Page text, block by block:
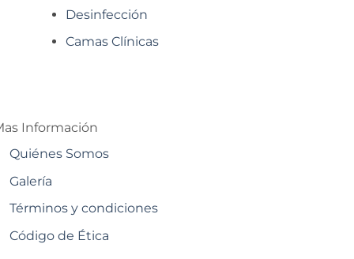
Desinfección
Camas Clínicas
Información
Quiénes Somos
Galería
Términos y condiciones
Código de Ética